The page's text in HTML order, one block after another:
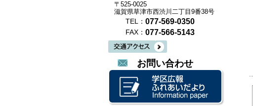
〒525-0025
滋賀県草津市西渋川二丁目9番38号
TEL： 077-569-0350
FAX： 077-566-5143
お問い合わせ